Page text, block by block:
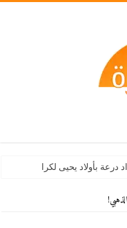
بأولاد يحيى لكراير